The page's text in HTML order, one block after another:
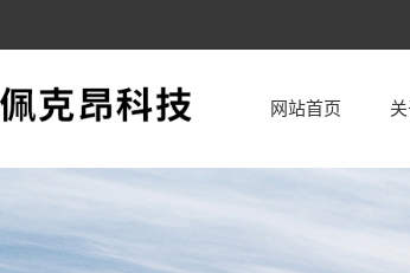
网站首页 关